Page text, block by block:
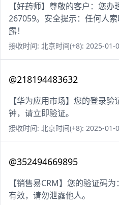
【好药师】尊敬的客户：您办
267059。安全提示：任何人
露！
接收时间: 北京时间(+8): 2025-01-
@218194483632
【华为应用市场】您的登录
钟，请立即验证。
接收时间: 北京时间(+8): 2025-01-
@352494669895
【销售易CRM】您的验证码
有效，请勿泄露他人。